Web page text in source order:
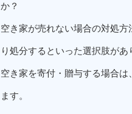
か？
空き家が売れない場合の対処
り処分するといった選択肢があ
空き家を寄付・贈与する場合
ます。